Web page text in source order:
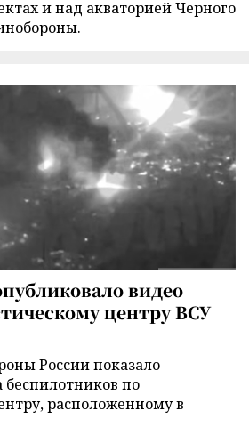
и над акваторией Черного
видео
центру ВСУ
России показало
беспилотников по
расположенному в